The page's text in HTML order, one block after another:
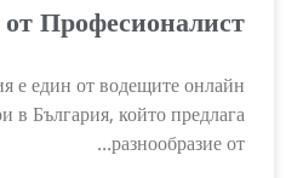
Професионалист
е един от водещите онлайн
в България, който предлага
разнообразие от...